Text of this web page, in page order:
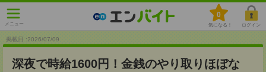
メニュー
0
気になる！ ログイン
掲載日 :2026/07/09
深夜で時給1600円！金銭のやり取りほぼな